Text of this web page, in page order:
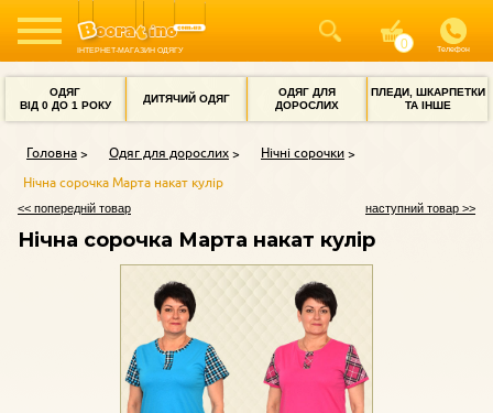
ІНТЕРНЕТ-МАГАЗИН ОДЯГУ Телефон
ОДЯГ
ВІД 0 ДО 1 РОКУ
ДИТЯЧИЙ ОДЯГ
ОДЯГ ДЛЯ
ДОРОСЛИХ
ПЛЕДИ, ШКАРПЕТКИ
ТА ІНШЕ
Головна Одяг для дорослих
Нічні сорочки
Нічна сорочка Марта накат кулір
<< попередній товар наступний товар >>
Нічна сорочка Марта накат кулір